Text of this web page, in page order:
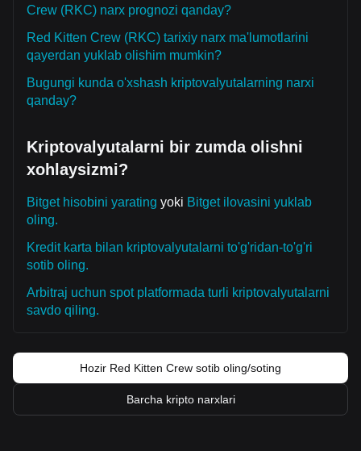
Crew (RKC) narx prognozi qanday?
Red Kitten Crew (RKC) tarixiy narx ma'lumotlarini
qayerdan yuklab olishim mumkin?
Bugungi kunda o'xshash kriptovalyutalarning narxi
qanday?
Kriptovalyutalarni bir zumda olishni
xohlaysizmi?
Bitget hisobini yarating yoki Bitget ilovasini yuklab
oling.
Kredit karta bilan kriptovalyutalarni to'g'ridan-to'g'ri
sotib oling.
Arbitraj uchun spot platformada turli kriptovalyutalarni
savdo qiling.
Hozir Red Kitten Crew sotib oling/soting
Barcha kripto narxlari